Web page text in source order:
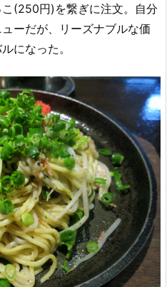
(250円)を繋ぎに注文。自分
ーだが、リーズナブルな価
になった。